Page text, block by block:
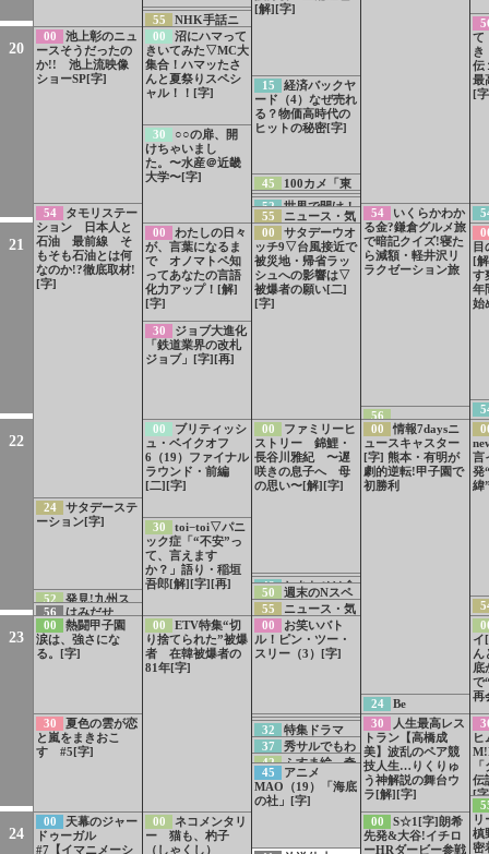
20
21
22
23
24
00
池上彰のニュ
ースそうだったの
か!! 池上流映像
ショーSP[字]
54
タモリステー
ション 日本人と
石油 最前線 そ
もそも石油とは何
なのか!?徹底取材!
[字]
24
サタデーステ
ーション[字]
52
発見!九州ス
ピリット
56
はみだせ
KBC!
00
熱闘甲子園
涙は、強さにな
る。[字]
30
夏色の雲が恋
と嵐をまきおこ
す #5[字]
00
天幕のジャー
ドゥーガル
#7【イマニメーシ
54
サブチャンネ
ル切り替え方法の
ご案内
55
NHK手話ニ
ュース[手]
00
沼にハマって
きいてみた▽MC大
集合！ハマッたさ
んと夏祭りスペシ
ャル！！[字]
30
○○の扉、開
けちゃいまし
た。〜水産＠近畿
大学〜[字]
00
わたしの日々
が、言葉になるま
で オノマトペ知
ってあなたの言語
化力アップ！[解]
[字]
30
ジョブ大進化
「鉄道業界の改札
ジョブ」[字][再]
00
ブリティッシ
ュ・ベイクオフ
6（19）ファイナル
ラウンド・前編
[二][字]
30
toi−toi▽パニ
ック症「“不安”っ
て、言えます
か？」語り・稲垣
吾郎[解][字][再]
00
ETV特集“切
り捨てられた”被爆
者 在韓被爆者の
81年[字]
00
ネコメンタリ
ー 猫も、杓子
（しゃくし）
[解][字]
15
経済バックヤ
ード（4）なぜ売れ
る？物価高時代の
ヒットの秘密[字]
45
100カメ「東
海道新幹線」制作
舞台裏[字]
50
LIFE！夏 1
分PR 久保史緒里
初登場！豪華キャ
スト集結！
51
所さん！事件
ですよ 夏休み
SP 1分PR
52
世界で開け！
ひみつのドアー
ズ スペイン特集
の見どころ一挙公
開
55
ニュース・気
象情報（九州沖
縄）
00
サタデーウオ
ッチ9▽台風接近で
被災地・帰省ラッ
シュへの影響は▽
被爆者の願い[二]
[字]
00
ファミリーヒ
ストリー 錦鯉・
長谷川雅紀 〜遅
咲きの息子へ 母
の思い〜[解][字]
47
特集ドラマ
「手塚治虫の戦
争」PR
48
しあわせは食
べて寝て待て〜早
春の養生編〜事前
PR[字]
50
週末のNスペ
は… 知られざる
核危機 ハルペリ
ン文書の警告[字]
55
ニュース・気
象情報[字]
00
お笑いバト
ル！ピン・ツー・
スリー（3）[字]
30
LIFE！夏 1
分PR 久保史緒里
初登場！豪華キャ
スト集結！
31
100カメ「東
海道新幹線」PR
32
特集ドラマ
「手塚治虫の戦
争」PR 8月12日
夜10時から放送
[字]
37
秀サルでもわ
かる 豊臣兄
弟！ なんで豊臣
兄弟は柴田勝家と
戦ったの？[字]
42
ふすま絵 奇
跡の再会[字]
45
アニメ
MAO（19）「海底
の社」[字]
54
いくらかわか
る金?鎌倉グルメ旅
で暗記クイズ!寝た
ら減額・軽井沢リ
ラクゼーション旅
56
GameChangers〜
変革者たち〜
Season2
00
情報7daysニ
ュースキャスター
[字] 熊本・有明が
劇的逆転!甲子園で
初勝利
24
Be
colorful.rkb
30
人生最高レス
トラン【高橋成
美】波乱のペア競
技人生…りくりゅ
う神解説の舞台ウ
ラ[解][字]
00
S☆1[字]朗希
先発&大谷!イチロ
ーHRダービー参戦
て
き
伝
最
[
目
[
す
年
始
言
発
緯
イ
ん
底
で
再
伝
[
リ
槙
密